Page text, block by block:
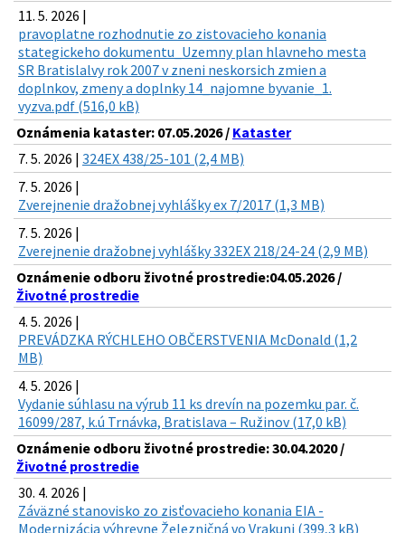
11. 5. 2026 |
pravoplatne rozhodnutie zo zistovacieho konania
stategickeho dokumentu_Uzemny plan hlavneho mesta
SR Bratislalvy rok 2007 v zneni neskorsich zmien a
doplnkov, zmeny a doplnky 14_najomne byvanie_1.
vyzva.pdf (516,0 kB)
Oznámenia kataster: 07.05.2026 / Kataster
7. 5. 2026 | 324EX 438/25-101 (2,4 MB)
7. 5. 2026 |
Zverejnenie dražobnej vyhlášky ex 7/2017 (1,3 MB)
7. 5. 2026 |
Zverejnenie dražobnej vyhlášky 332EX 218/24-24 (2,9 MB)
Oznámenie odboru životné prostredie:04.05.2026 /
Životné prostredie
4. 5. 2026 |
PREVÁDZKA RÝCHLEHO OBČERSTVENIA McDonald (1,2
MB)
4. 5. 2026 |
Vydanie súhlasu na výrub 11 ks drevín na pozemku par. č.
16099/287, k.ú Trnávka, Bratislava – Ružinov (17,0 kB)
Oznámenie odboru životné prostredie: 30.04.2020 /
Životné prostredie
30. 4. 2026 |
Záväzné stanovisko zo zisťovacieho konania EIA -
Modernizácia výhrevne Železničná vo Vrakuni (399,3 kB)